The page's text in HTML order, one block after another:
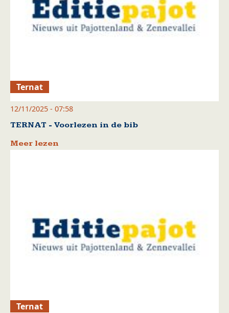
Ternat
12/11/2025 - 07:58
TERNAT - Voorlezen in de bib
Meer lezen
Ternat